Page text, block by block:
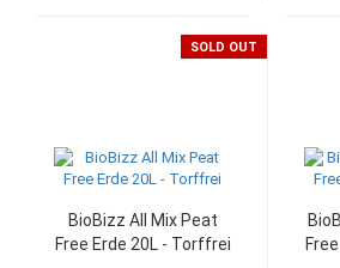
SOLD OUT
BioBizz All Mix Peat
Free Erde 20L - Torffrei